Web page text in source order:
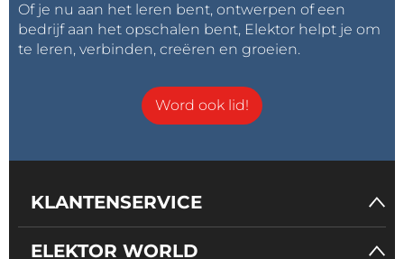
Of je nu aan het leren bent, ontwerpen of een
bedrijf aan het opschalen bent, Elektor helpt je om
te leren, verbinden, creëren en groeien.
Word ook lid!
KLANTENSERVICE
ELEKTOR WORLD